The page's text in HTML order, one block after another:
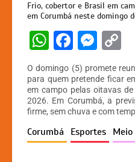
Frio, cobertor e Brasil em
em Corumbá neste domingo
W
h
at
s
A
p
F
a
c
e
b
o
M
s
s
e
n
p
y
n
O domingo (5) promete
para quem pretende ficar
em campo pelas oitavas
2026. Em Corumbá, a
firme, sem chuva e com
Corumbá Esportes